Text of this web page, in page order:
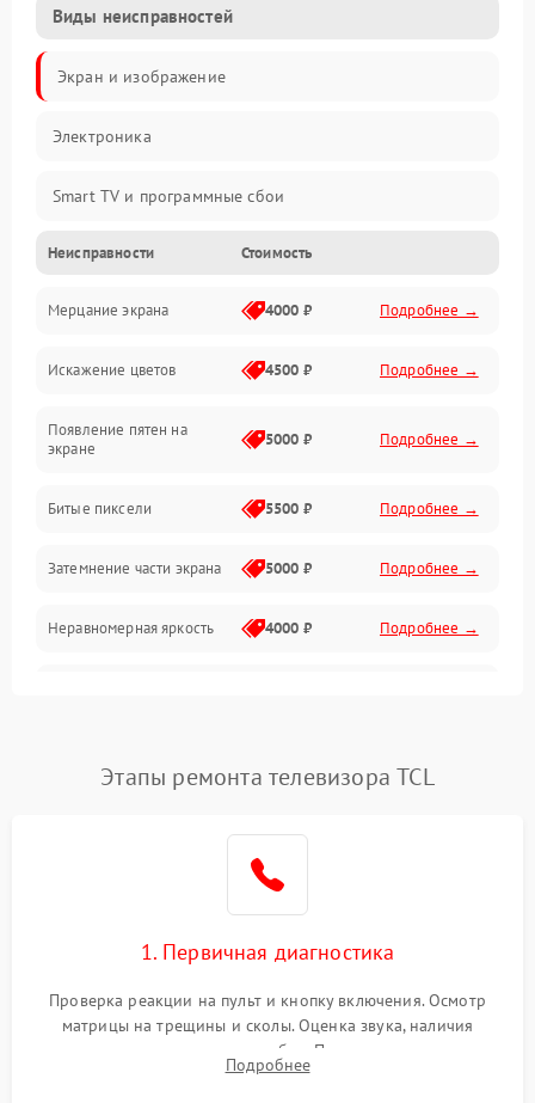
Виды неисправностей
Экран и изображение
Электроника
Smart TV и программные сбои
Питание и запуск
Подсветка и LED-модули
Звук и аудиосистема
Сигнал и приём каналов
Механические повреждения
Программное обеспечение
Сеть и подключения
Неисправности Стоимость
Мерцание экрана 4000 ₽ Подробнее →
Искажение цветов 4500 ₽ Подробнее →
Появление пятен на
экране
5000 ₽ Подробнее →
Битые пиксели 5500 ₽ Подробнее →
Затемнение части экрана 5000 ₽ Подробнее →
Неравномерная яркость 4000 ₽ Подробнее →
Этапы ремонта телевизора TCL
1. Первичная диагностика
Проверка реакции на пульт и кнопку включения. Осмотр
матрицы на трещины и сколы. Оценка звука, наличия
подсветки и индикаторов ошибок. Подключение тестовых
источников сигнала для выявления симптомов поломки.
Подробнее